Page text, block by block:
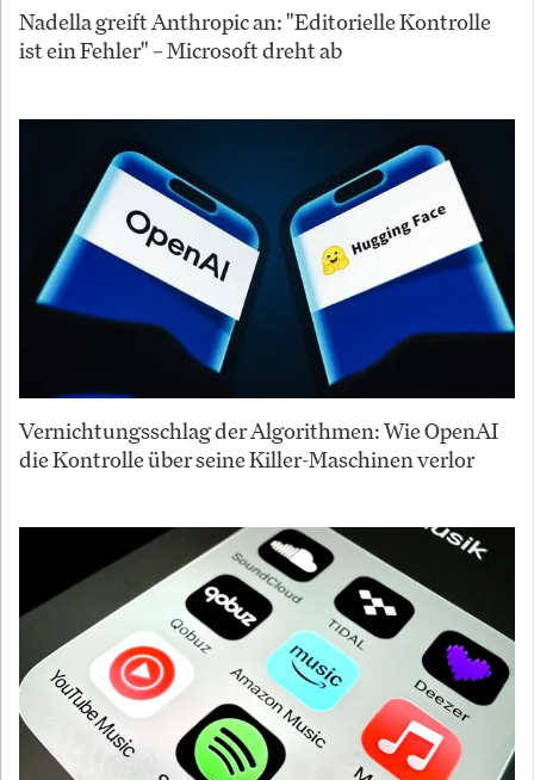
Nadella greift Anthropic an: "Editorielle Kontrolle
ist ein Fehler" – Microsoft dreht ab
Vernichtungsschlag der Algorithmen: Wie OpenAI
die Kontrolle über seine Killer-Maschinen verlor